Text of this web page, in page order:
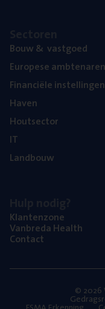
Bouw& vastgoed
Euro­pe­se ambtenaren
Finan­ci­ë­le instellingen
Haven
Hout­sec­tor
IT
Land­bouw
Klan­ten­zo­ne
Van­b­re­da Health
Con­tact
© 2026